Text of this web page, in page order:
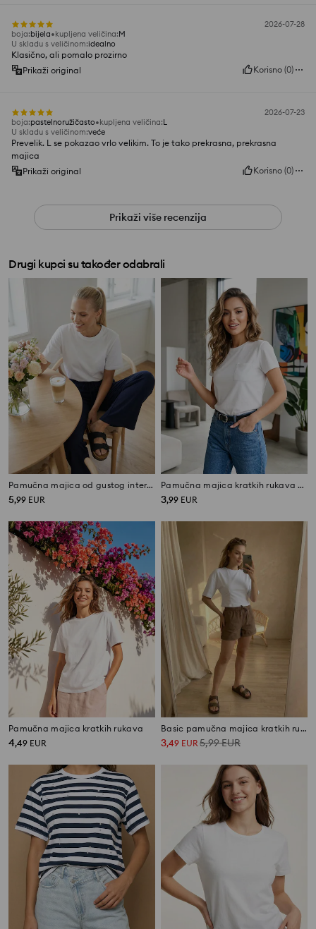
2026-07-28
boja:bijela kupljena veličina:M
U skladu s veličinom:idealno
Klasično, ali pomalo prozirno
Prikaži original
Korisno (0)
2026-07-23
boja:pastelnoružičasto kupljena veličina:L
U skladu s veličinom:veće
Prevelik. L se pokazao vrlo velikim. To je tako prekrasna, prekrasna
majica
Prikaži original
Korisno (0)
Prikaži više recenzija
Drugi kupci su također odabrali
Pamučna majica od gustog interlock pletiva
5,99 EUR
Pamučna majica kratkih rukava s džepom
3,99 EUR
Pamučna majica kratkih rukava
4,49 EUR
Basic pamučna majica kratkih rukava
3,49 EUR 5,99EUR